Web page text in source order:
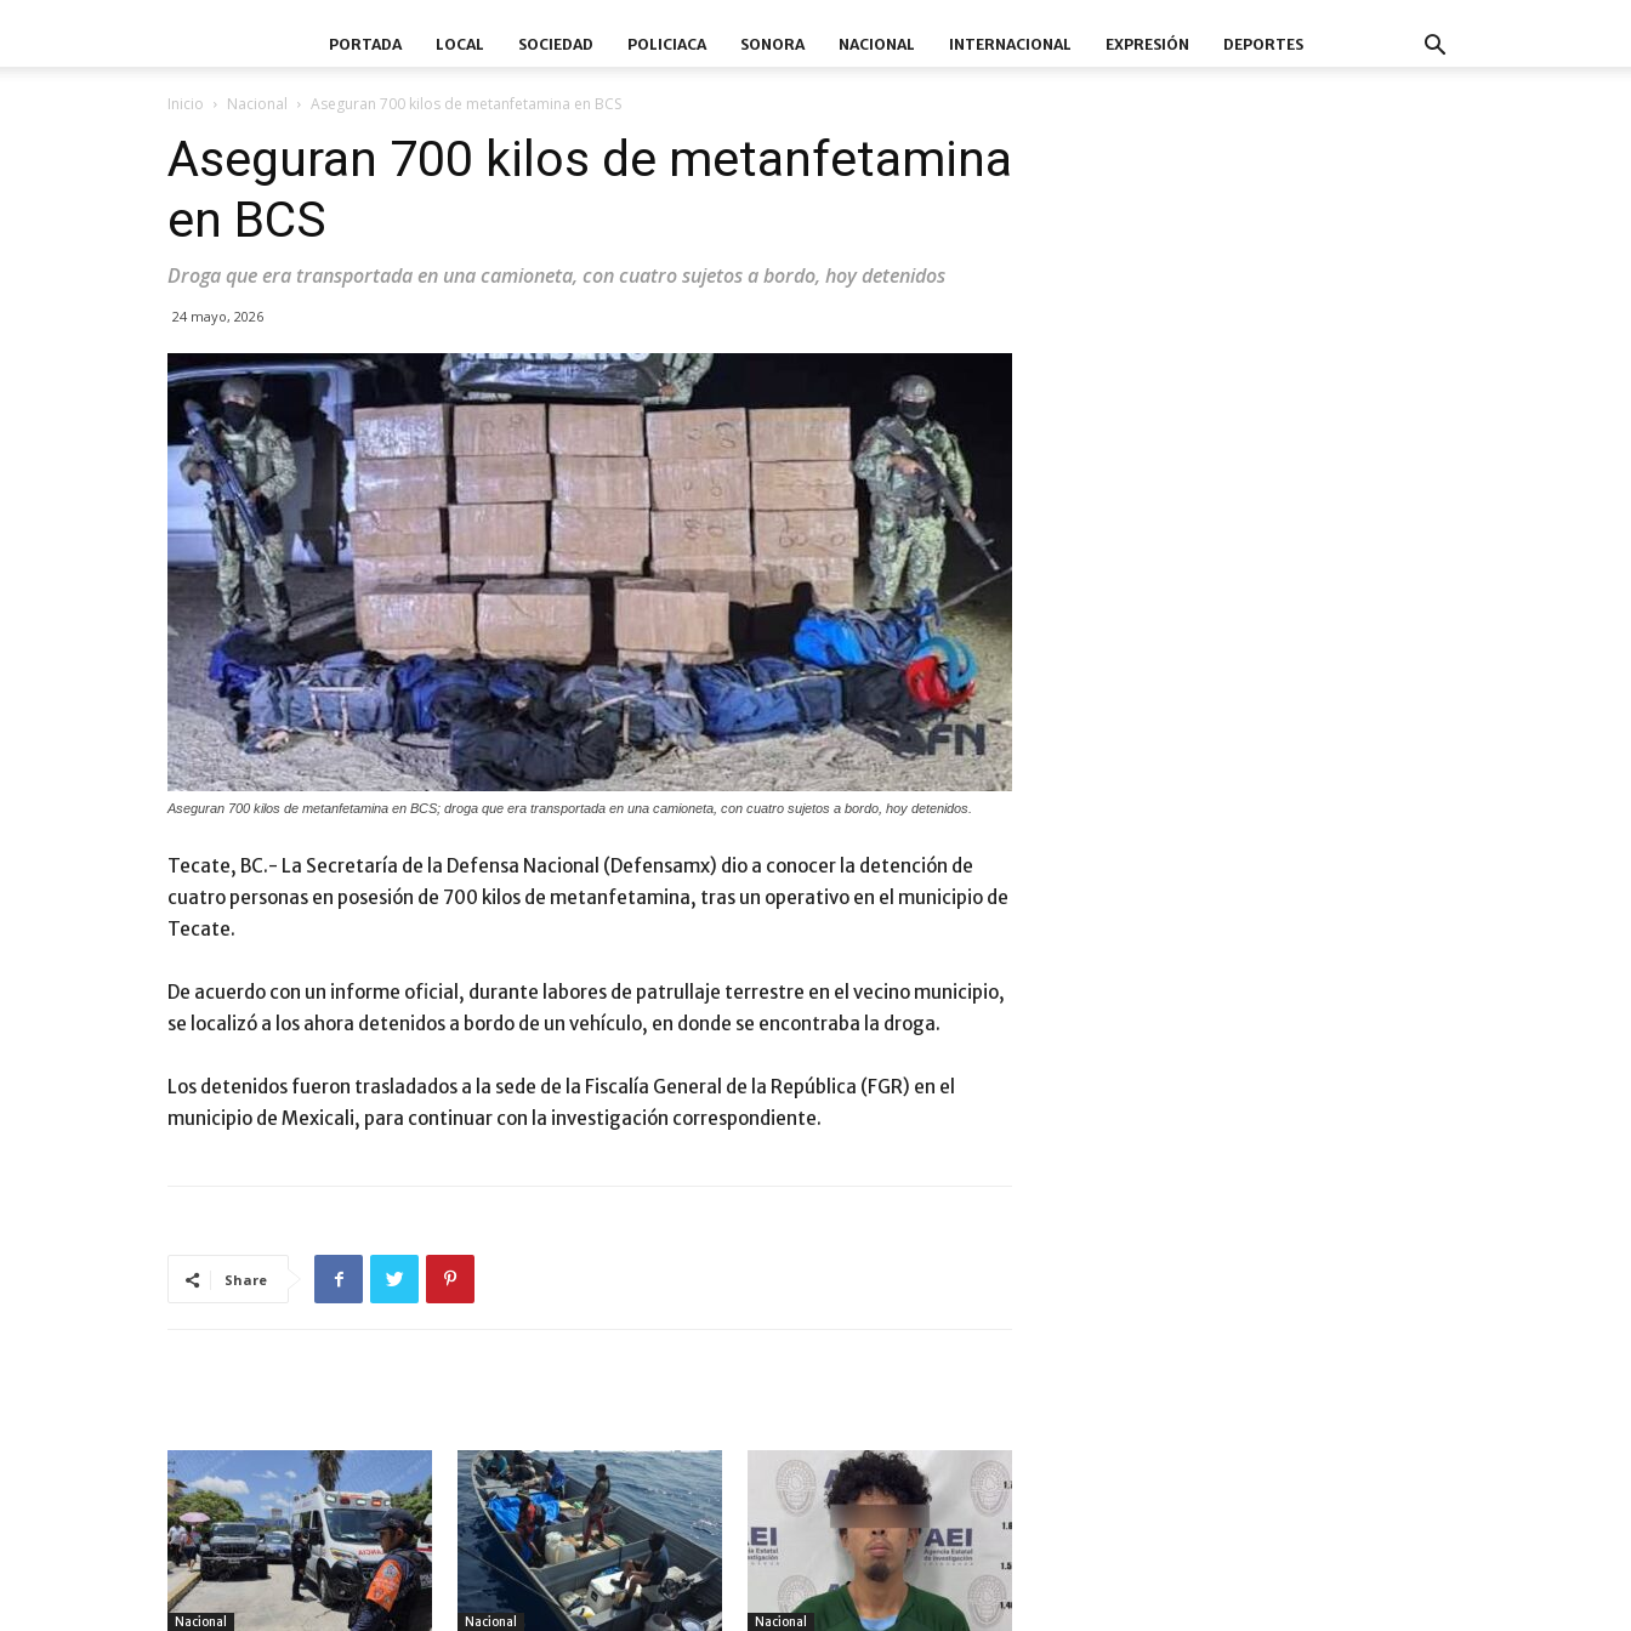
PORTADA LOCAL SOCIEDAD POLICIACA SONORA NACIONAL INTERNACIONAL EXPRESIÓN DEPORTES
Inicio Nacional Aseguran 700 kilos de metanfetamina en BCS
Aseguran 700 kilos de metanfetamina
en BCS
Droga que era transportada en una camioneta, con cuatro sujetos a bordo, hoy detenidos
24 mayo, 2026
Aseguran 700 kilos de metanfetamina en BCS; droga que era transportada en una camioneta, con cuatro sujetos a bordo, hoy detenidos.
Tecate, BC.- La Secretaría de la Defensa Nacional (Defensamx) dio a conocer la detención de
cuatro personas en posesión de 700 kilos de metanfetamina, tras un operativo en el municipio de
Tecate.
De acuerdo con un informe oficial, durante labores de patrullaje terrestre en el vecino municipio,
se localizó a los ahora detenidos a bordo de un vehículo, en donde se encontraba la droga.
Los detenidos fueron trasladados a la sede de la Fiscalía General de la República (FGR) en el
municipio de Mexicali, para continuar con la investigación correspondiente.
Share
Nacional Nacional Nacional